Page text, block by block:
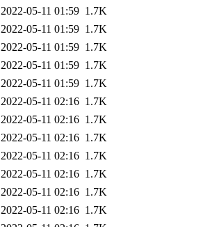
2022-05-11 01:59 1.7K
2022-05-11 01:59 1.7K
2022-05-11 01:59 1.7K
2022-05-11 01:59 1.7K
2022-05-11 01:59 1.7K
2022-05-11 02:16 1.7K
2022-05-11 02:16 1.7K
2022-05-11 02:16 1.7K
2022-05-11 02:16 1.7K
2022-05-11 02:16 1.7K
2022-05-11 02:16 1.7K
2022-05-11 02:16 1.7K